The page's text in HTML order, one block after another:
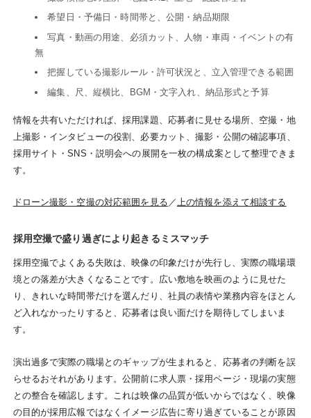
希望日・予備日・時間帯と、公開・納品期限
写真・動画の用途、必須カット、人物・車両・イベントの有
無
把握している撮影ルール・許可状況と、立入管理できる範囲
編集、尺、縦横比、BGM・文字入れ、納品形式と予算
情報を共有いただければ、採用課題、応募者に見せる場所、空撮・地
上撮影・インタビューの役割、必要カット、撮影・公開の確認事項、
採用サイト・SNS・説明会への展開を一枚の構成案として整理できま
す。
ドローン撮影・空撮の対応範囲を見る ／上の情報を添えて相談する
採用空撮で盛り過ぎにより起きるミスマッチ
採用空撮でよくある失敗は、映像の印象だけが先行し、実際の職場環
境との落差が大きくなることです。広い敷地を映画のように見せた
り、きれいな時間帯だけを選んだり、社員の表情や業務内容をほとん
ど入れなかったりすると、応募者は良い面だけを期待してしまいま
す。
演出過多で実際の職場とのギャップが生まれると、応募者の判断を誤
らせるおそれがあります。公開前に求人票・採用ページ・現場の実態
との整合を確認します。これは映像の品質が低いからではなく、映像
の目的が採用広報ではなくイメージ広告に寄り過ぎていることが原因